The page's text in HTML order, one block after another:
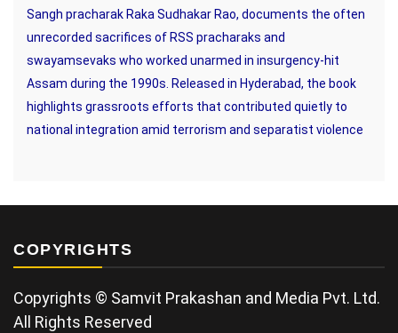
Sangh pracharak Raka Sudhakar Rao, documents the often
unrecorded sacrifices of RSS pracharaks and
swayamsevaks who worked unarmed in insurgency-hit
Assam during the 1990s. Released in Hyderabad, the book
highlights grassroots efforts that contributed quietly to
national integration amid terrorism and separatist violence
COPYRIGHTS
Copyrights © Samvit Prakashan and Media Pvt. Ltd.
All Rights Reserved